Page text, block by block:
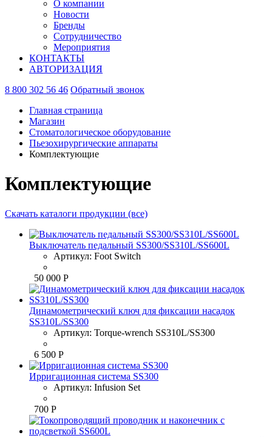
О компании
Новости
Бренды
Сотрудничество
Мероприятия
КОНТАКТЫ
АВТОРИЗАЦИЯ
8 800 302 56 46 Обратный звонок
Главная страница
Магазин
Стоматологическое оборудование
Пьезохирургические аппараты
Комплектующие
Комплектующие
Скачать каталоги продукции (все)
Выключатель педальный SS300/SS310L/SS600L
Артикул: Foot Switch
50 000 Р
Динамометрический ключ для фиксации насадок
SS310L/SS300
Артикул: Torque-wrench SS310L/SS300
6 500 Р
Ирригационная система SS300
Артикул: Infusion Set
700 Р